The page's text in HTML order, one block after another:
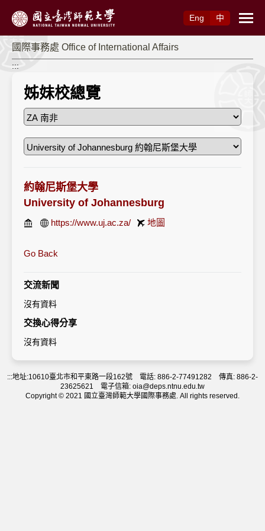
Eng
中
國際事務處 Office of International Affairs
:::
姊妹校總覽
約翰尼斯堡大學
University of Johannesburg
https://www.uj.ac.za/ 地圖
Go Back
交流新聞
沒有資料
交換心得分享
沒有資料
:::地址:10610臺北市和平東路一段162號 電話: 886-2-77491282 傳真: 886-2-
23625621 電子信箱: oia@deps.ntnu.edu.tw
Copyright © 2021 國立臺灣師範大學國際事務處. All rights reserved.